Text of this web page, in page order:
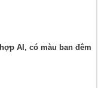
AI, có màu ban đêm